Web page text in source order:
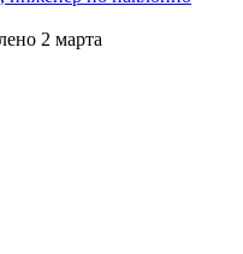
2 марта